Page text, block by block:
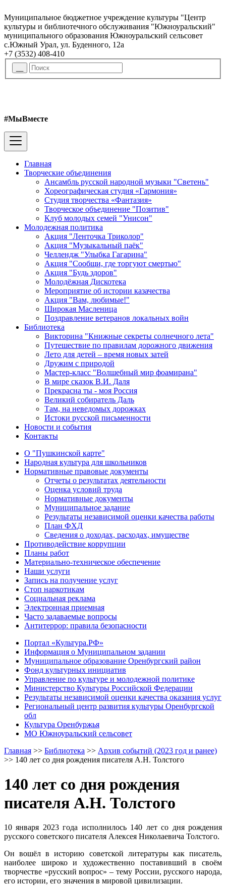
Муниципальное бюджетное учреждение культуры "Центр
культуры и библиотечного обслуживания "Южноуральский"
муниципального образования Южноуральский сельсовет
с.Южный Урал, ул. Буденного, 12а
+7 (3532) 408-410
#МыВместе
Главная
Творческие объединения
Ансамбль русской народной музыки "Светень"
Хореографическая студия «Гармония»
Студия творчества «Фантазия»
Творческое объединение "Позитив"
Клуб молодых семей "Унисон"
Молодежная политика
Акция "Ленточка Триколор"
Акция "Музыкальный паёк"
Челлендж "Улыбка Гагарина"
Акция "Сообщи, где торгуют смертью"
Акция "Будь здоров"
Молодёжная Дискотека
Мероприятие об истории казачества
Акция "Вам, любимые!"
Широкая Масленица
Поздравление ветеранов локальных войн
Библиотека
Викторина "Книжные секреты солнечного лета"
Путешествие по правилам дорожного движения
Лето для детей – время новых затей
Дружим с природой
Мастер-класс "Волшебный мир фоамирана"
В мире сказок В.И. Даля
Прекрасна ты - моя Россия
Великий собиратель Даль
Там, на неведомых дорожках
Истоки русской письменности
Новости и события
Контакты
О "Пушкинской карте"
Народная культура для школьников
Нормативные правовые документы
Отчеты о результатах деятельности
Оценка условий труда
Нормативные документы
Муниципальное задание
Результаты независимой оценки качества работы
План ФХД
Сведения о доходах, расходах, имуществе
Противодействие коррупции
Планы работ
Материально-техническое обеспечение
Наши услуги
Запись на получение услуг
Стоп наркотикам
Социальная реклама
Электронная приемная
Часто задаваемые вопросы
Антитеррор: правила безопасности
Портал «Культура.РФ»
Информация о Муниципальном задании
Муниципальное образование Оренбургский район
Фонд культурных инициатив
Управление по культуре и молодежной политике
Министерство Культуры Российской Федерации
Результаты независимой оценки качества оказания услуг
Региональный центр развития культуры Оренбургской
обл
Культура Оренбуржья
МО Южноуральский сельсовет
Главная >> Библиотека >> Архив событий (2023 год и ранее)
>> 140 лет со дня рождения писателя А.Н. Толстого
140 лет со дня рождения
писателя А.Н. Толстого
10 января 2023 года исполнилось 140 лет со дня рождения
русского советского писателя Алексея Николаевича Толстого.
Он вошёл в историю советской литературы как писатель,
наиболее широко и художественно поставивший в своём
творчестве «русский вопрос» – тему России, русского народа,
его истории, его значения в мировой цивилизации.